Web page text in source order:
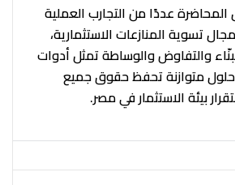
عددًا من التجارب العملية
تسوية المنازعات الاستثمارية،
والتفاوض والوساطة تمثل أدوات
متوازنة تحفظ حقوق جميع
بيئة الاستثمار في مصر.